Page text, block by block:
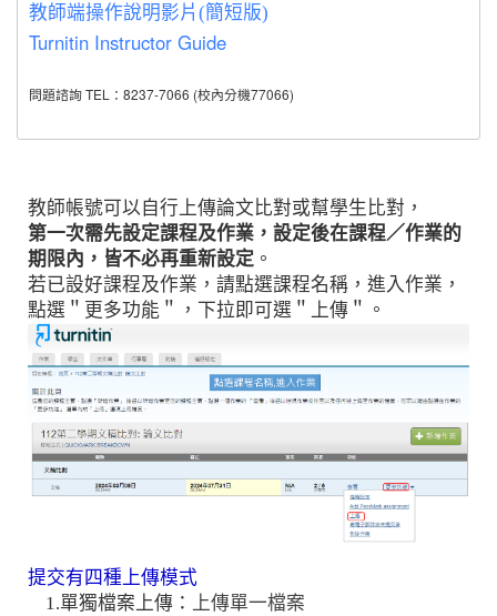
教師端操作說明影片(簡短版)
Turnitin Instructor Guide
問題諮詢 TEL：8237-7066 (校內分機77066)
教師帳號可以自行上傳論文比對或幫學生比對，
第一次需先設定課程及作業，設定後在課程／作業的
期限內，皆不必再重新設定 。
若已設好課程及作業，請點選課程名稱，進入作業，
點選＂更多功能＂，下拉即可選＂上傳＂。
提交有四種上傳模式
1.單獨檔案上傳： 上傳單一檔案